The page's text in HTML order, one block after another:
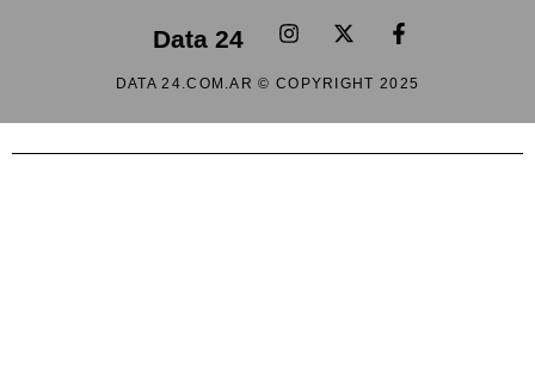
Data 24
DATA 24.COM.AR © COPYRIGHT 2025